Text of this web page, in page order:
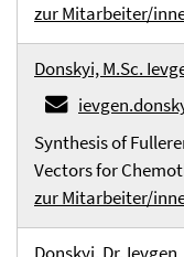
zur Mitarbeiter/
Donskyi, M.Sc.
Synthesis of
Vectors for
zur Mitarbeiter/